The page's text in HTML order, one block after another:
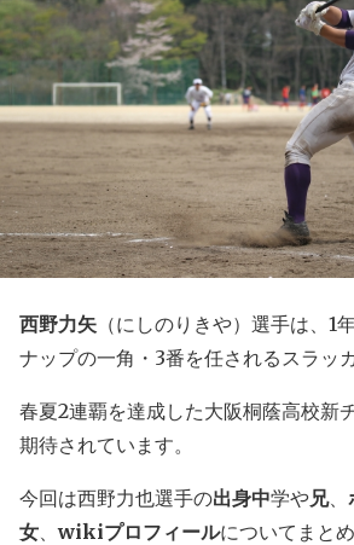
西野力矢 （にしのりきや）選手は、1
ナップの一角・3番を任されるスラッガ
春夏2連覇を達成した大阪桐蔭高校新
期待されています。
今回は西野力也選手の出身中学や兄、
女 、wikiプロフィールについてまとめ